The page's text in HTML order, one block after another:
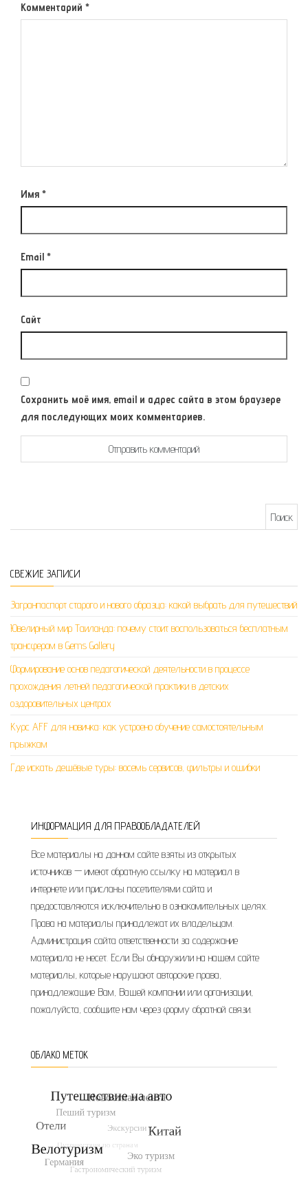
Комментарий *
Имя *
Email *
Сайт
Сохранить моё имя, email и адрес сайта в этом браузере
для последующих моих комментариев.
СВЕЖИЕ ЗАПИСИ
Загранпаспорт старого и нового образца: какой выбрать для путешествий
Ювелирный мир Таиланда: почему стоит воспользоваться бесплатным
трансфером в Gems Gallery
Формирование основ педагогической деятельности в процессе
прохождения летней педагогической практики в детских
оздоровительных центрах
Курс AFF для новичка: как устроено обучение самостоятельным
прыжкам
Где искать дешёвые туры: восемь сервисов, фильтры и ошибки
ИНФОРМАЦИЯ ДЛЯ ПРАВООБЛАДАТЕЛЕЙ
Все материалы на данном сайте взяты из открытых
источников — имеют обратную ссылку на материал в
интернете или присланы посетителями сайта и
предоставляются исключительно в ознакомительных целях.
Права на материалы принадлежат их владельцам.
Администрация сайта ответственности за содержание
материала не несет. Если Вы обнаружили на нашем сайте
материалы, которые нарушают авторские права,
принадлежащие Вам, Вашей компании или организации,
пожалуйста, сообщите нам через форму обратной связи.
ОБЛАКО МЕТОК